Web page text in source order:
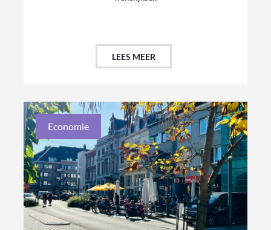
LEES MEER
Economie